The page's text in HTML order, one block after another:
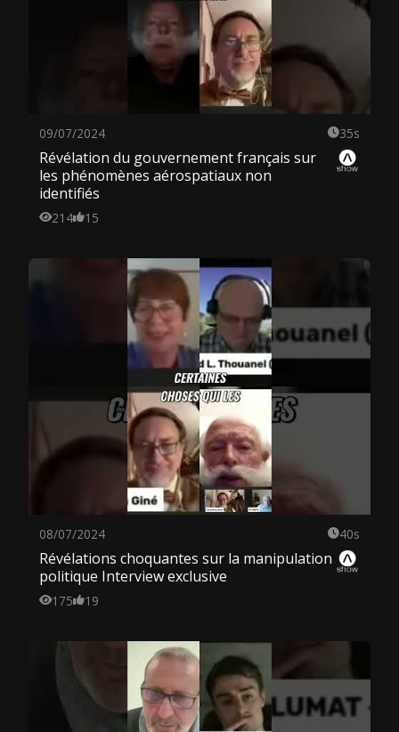
09/07/2024 35s
Révélation du gouvernement français sur
les phénomènes aérospatiaux non
identifiés
214 15
08/07/2024 40s
Révélations choquantes sur la manipulation
politique Interview exclusive
175 19